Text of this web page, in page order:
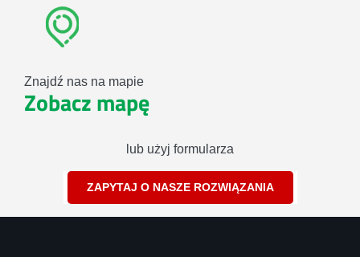
Znajdź nas na mapie
Zobacz mapę
lub użyj formularza
ZAPYTAJ O NASZE ROZWIĄZANIA